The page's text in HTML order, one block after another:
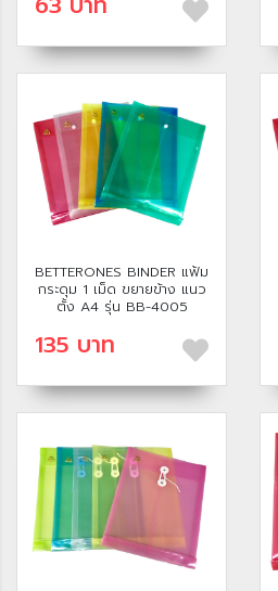
BETTERONES BINDER แฟ้ม
กระดุม 1 เม็ด ขยายข้าง แนว
ตั้ง A4 รุ่น BB-4005
135 บาท